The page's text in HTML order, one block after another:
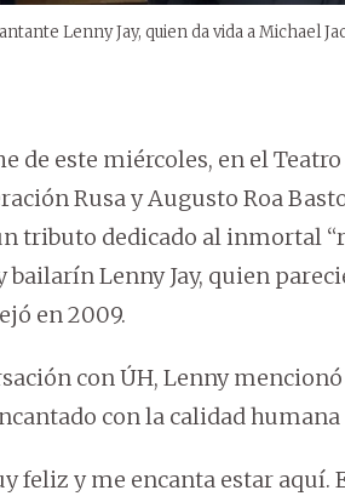
Lenny Jay, quien da vida a Michael
de este miércoles, en el
Rusa y Augusto Roa
tributo dedicado al inmortal
bailarín Lenny Jay, quien
en 2009.
con ÚH, Lenny
con la calidad
feliz y me encanta estar